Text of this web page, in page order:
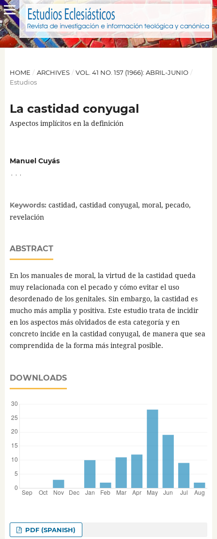
HOME / ARCHIVES / VOL. 41 NO. 157 (1966): ABRIL-JUNIO /
Estudios
La castidad conyugal
Aspectos implícitos en la definición
Manuel Cuyás
Keywords: castidad, castidad conyugal, moral, pecado,
revelación
ABSTRACT
En los manuales de moral, la virtud de la castidad queda
muy relacionada con el pecado y cómo evitar el uso
desordenado de los genitales. Sin embargo, la castidad es
mucho más amplia y positiva. Este estudio trata de incidir
en los aspectos más olvidados de esta categoría y en
concreto incide en la castidad conyugal, de manera que sea
comprendida de la forma más integral posible.
DOWNLOADS
PDF (SPANISH)